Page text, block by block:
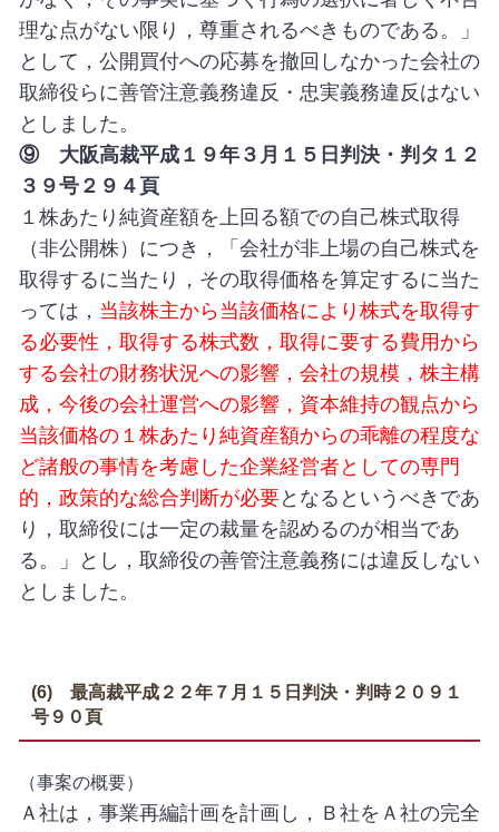
理な点がない限り，尊重されるべきものである。」
として，公開買付への応募を撤回しなかった会社の
取締役らに善管注意義務違反・忠実義務違反はない
としました。
⑨ 大阪高裁平成１９年３月１５日判決・判タ１２
３９号２９４頁
１株あたり純資産額を上回る額での自己株式取得
（非公開株）につき，「会社が非上場の自己株式を
取得するに当たり，その取得価格を算定するに当た
っては， 当該株主から当該価格により株式を取得す
る必要性，取得する株式数，取得に要する費用から
する会社の財務状況への影響，会社の規模，株主構
成，今後の会社運営への影響，資本維持の観点から
当該価格の１株あたり純資産額からの乖離の程度な
ど諸般の事情を考慮した企業経営者としての専門
的，政策的な総合判断が必要となるというべきであ
り，取締役には一定の裁量を認めるのが相当であ
る。」とし，取締役の善管注意義務には違反しない
としました。
(6) 最高裁平成２２年７月１５日判決・判時２０９１
号９０頁
（事案の概要）
Ａ社は，事業再編計画を計画し，Ｂ社をＡ社の完全